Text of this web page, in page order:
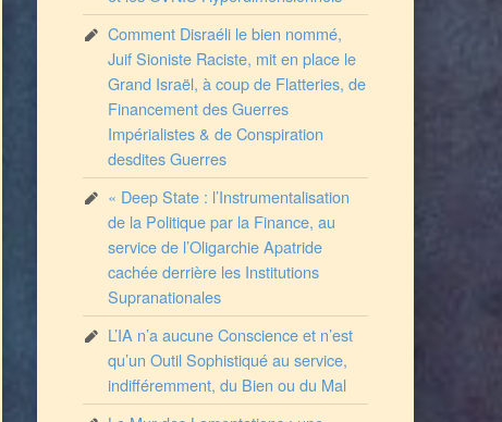
Comment Disraéli le bien nommé,
Juif Sioniste Raciste, mit en place le
Grand Israël, à coup de Flatteries, de
Financement des Guerres
Impérialistes & de Conspiration
desdites Guerres
« Deep State : l’Instrumentalisation
de la Politique par la Finance, au
service de l’Oligarchie Apatride
cachée derrière les Institutions
Supranationales
L’IA n’a aucune Conscience et n’est
qu’un Outil Sophistiqué au service,
indifféremment, du Bien ou du Mal